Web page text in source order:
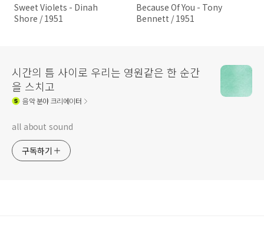
Sweet Violets - Dinah
Shore / 1951
Because Of You - Tony
Bennett / 1951
시간의 틈 사이로 우리는 영원같은 한 순간
을 스치고
음악분야 크리에이터
all about sound
구독하기